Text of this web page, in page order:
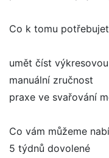
Co k tomu
umět číst
manuální zručnost
praxe ve svařování
Co vám můžeme
5 týdnů dovolené